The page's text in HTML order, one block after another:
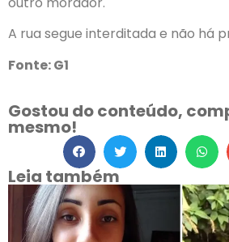
A rua segue interditada e não há
Fonte: G1
Gostou do conteúdo,
mesmo!
Leia também